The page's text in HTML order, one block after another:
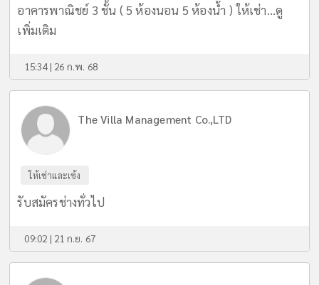
อาคารพาณิชย์ 3 ชั้น ( 5 ห้องนอน 5 ห้องน้ำ ) ให้เช่า...ดู
เพิ่มเติม
15:34 | 26 ก.พ. 68
The Villa Management Co.,LTD
ให้เช่าและเซ้ง
รับสมัครช่างทั่วไป
09:02 | 21 ก.ย. 67